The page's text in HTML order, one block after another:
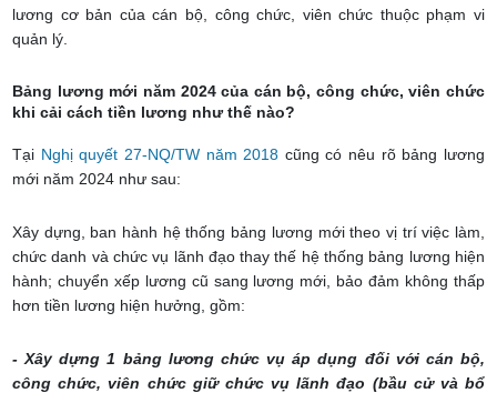
lương cơ bản của cán bộ, công chức, viên chức thuộc phạm vi
quản lý.
Bảng lương mới năm 2024 của cán bộ, công chức, viên chức
khi cải cách tiền lương như thế nào?
Tại Nghị quyết 27-NQ/TW năm 2018 cũng có nêu rõ bảng lương
mới năm 2024 như sau:
Xây dựng, ban hành hệ thống bảng lương mới theo vị trí việc làm,
chức danh và chức vụ lãnh đạo thay thế hệ thống bảng lương hiện
hành; chuyển xếp lương cũ sang lương mới, bảo đảm không thấp
hơn tiền lương hiện hưởng, gồm:
- Xây dựng 1 bảng lương chức vụ áp dụng đối với cán bộ,
công chức, viên chức giữ chức vụ lãnh đạo (bầu cử và bổ